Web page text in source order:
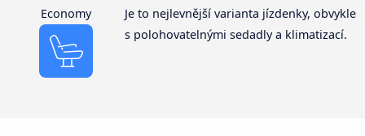
Economy
Je to nejlevnější varianta jízdenky, obvykle
s polohovatelnými sedadly a klimatizací.